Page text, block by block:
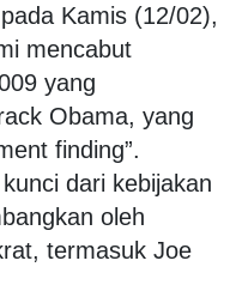
Kamis (12/02),
mencabut
yang
Obama, yang
finding”.
dari kebijakan
oleh
termasuk Joe